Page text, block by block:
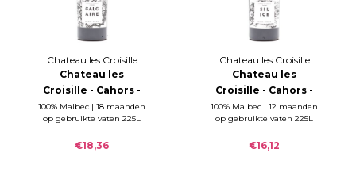
Chateau les Croisille
Chateau les
Croisille - Cahors -
Calcaire 2022
100% Malbec | 18 maanden
op gebruikte vaten 225L
€18,36
Chateau les Croisille
Chateau les
Croisille - Cahors -
Silice 2023
100% Malbec | 12 maanden
op gebruikte vaten 225L
€16,12